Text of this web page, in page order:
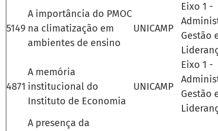
5149
A importância do PMOC
na climatização em
ambientes de ensino
UNICAMP
Eixo 1 -
Gestão
4871
A memória
institucional do
Instituto de Economia
UNICAMP
Eixo 1 -
Gestão
A presença da